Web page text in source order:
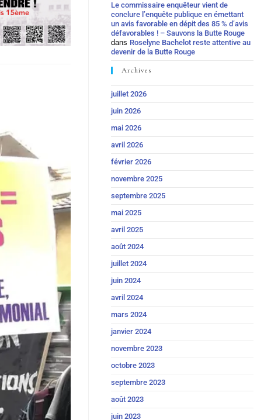
Le commissaire enquêteur vient de
conclure l’enquête publique en émettant
un avis favorable en dépit des 85 % d’avis
défavorables ! – Sauvons la Butte Rouge
dans Roselyne Bachelot reste attentive au
devenir de la Butte Rouge
Archives
juillet 2026
juin 2026
mai 2026
avril 2026
février 2026
novembre 2025
septembre 2025
mai 2025
avril 2025
août 2024
juillet 2024
juin 2024
avril 2024
mars 2024
janvier 2024
novembre 2023
octobre 2023
septembre 2023
août 2023
juin 2023